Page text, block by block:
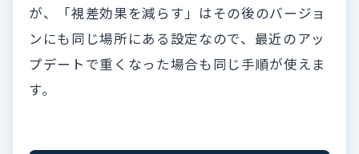
が、「視差効果を減らす」はその後のバージョ
ンにも同じ場所にある設定なので、最近のアッ
プデートで重くなった場合も同じ手順が使えま
す。